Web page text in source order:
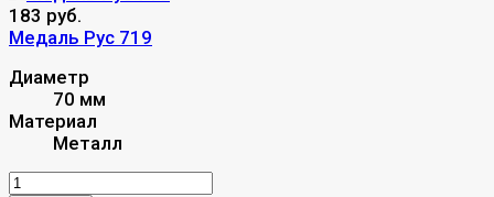
183 руб.
Медаль Рус 719
Диаметр
70 мм
Материал
Металл